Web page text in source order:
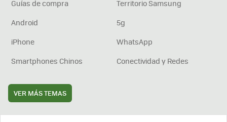
Guías de compra
Territorio Samsung
Android
5g
iPhone
WhatsApp
Smartphones Chinos
Conectividad y Redes
VER MÁS TEMAS